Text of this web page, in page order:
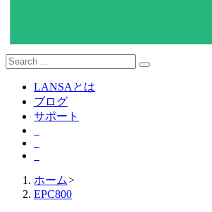
LANSAとは
ブログ
サポート
ホーム>
EPC800